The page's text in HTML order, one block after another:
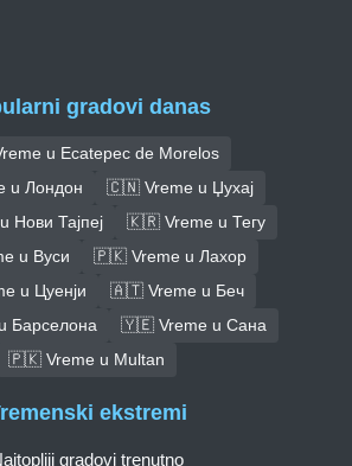
gradovi danas
u Ecatepec de Morelos
u Лондон
🇨🇳 Vreme u Џухај
Тајпеј
🇰🇷 Vreme u Тегу
u Вуси
🇵🇰 Vreme u Лахор
u Цуенји
🇦🇹 Vreme u Беч
Барселона
🇾🇪 Vreme u Сана
🇵🇰 Vreme u Multan
ekstremi
gradovi trenutno